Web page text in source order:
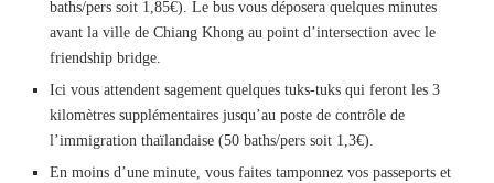
baths/pers soit 1,85€). Le bus vous déposera quelques minutes
avant la ville de Chiang Khong au point d’intersection avec le
friendship bridge.
Ici vous attendent sagement quelques tuks-tuks qui feront les 3
kilomètres supplémentaires jusqu’au poste de contrôle de
l’immigration thaïlandaise (50 baths/pers soit 1,3€).
En moins d’une minute, vous faites tamponnez vos passeports et